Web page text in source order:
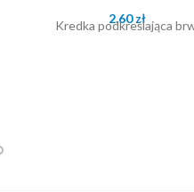
2.60zł
Kredka podkreślająca